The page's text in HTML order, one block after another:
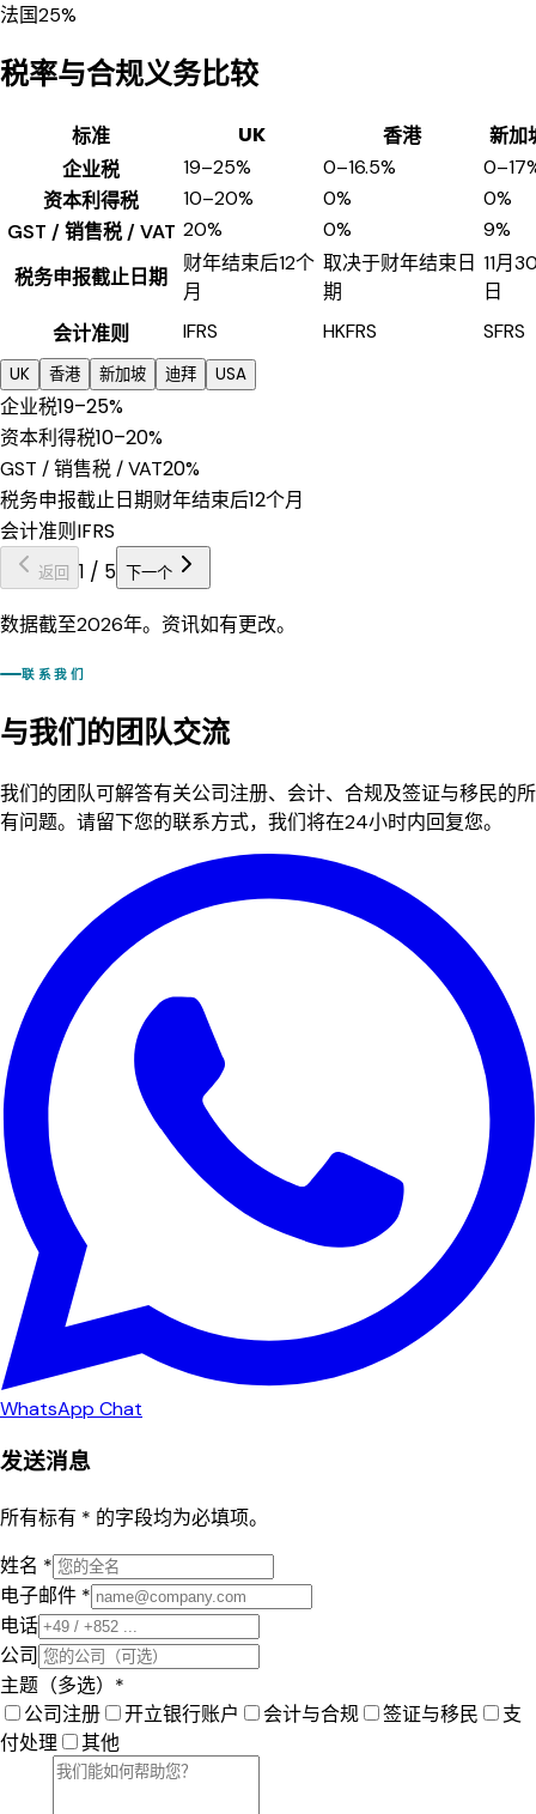
法国25%
税率与合规义务比较
标准 UK 香港 新加
企业税 19–25% 0–16.5%
资本利得税
10–20% 0%
0%
GST / 销售税 / VAT 20% 0%
9%
税务申报截止日期
财年结束后12个
月
取决于财年结束日
期
11月
日
会计准则
IFRS HKFRS SFRS
UK 香港 新加坡 迪拜 USA
企业税19–25%
资本利得税10–20%
GST / 销售税 / VAT20%
税务申报截止日期财年结束后12个月
会计准则IFRS
返回 1 / 5 下一个
数据截至2026年。资讯如有更改。
联系我们
与我们的团队交流
我们的团队可解答有关公司注册、会计、合规及签证与移民的所
有问题。请留下您的联系方式，我们将在24小时内回复您。
WhatsApp Chat
发送消息
所有标有 * 的字段均为必填项。
姓名 *
电子邮件 *
电话
公司
主题（多选）*
公司注册
开立银行账户 会计与合规 签证与移民
支
付处理
其他